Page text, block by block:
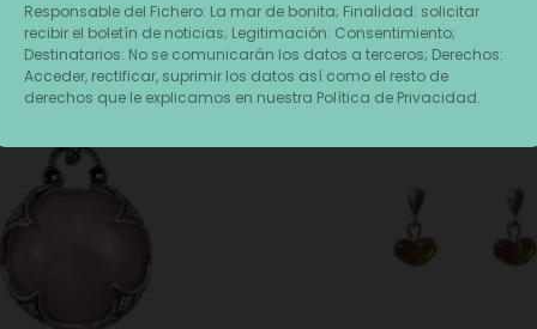
Responsable del Fichero: La mar de bonita; Finalidad: solicitar
recibir el boletín de noticias; Legitimación: Consentimiento;
Destinatarios: No se comunicarán los datos a terceros; Derechos:
Acceder, rectificar, suprimir los datos así como el resto de
derechos que le explicamos en nuestra Política de Privacidad.